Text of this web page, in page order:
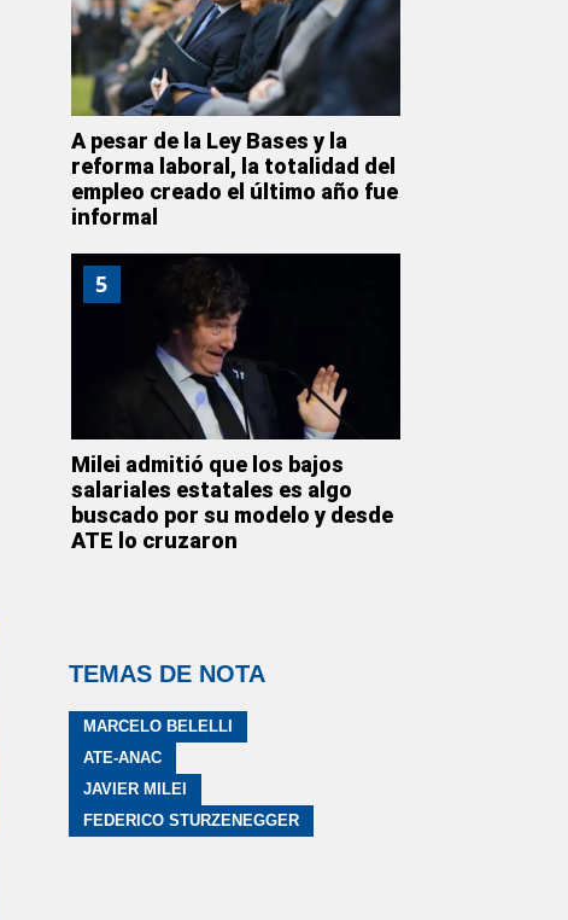
A pesar de la Ley Bases y la
reforma laboral, la totalidad del
empleo creado el último año fue
informal
5
Milei admitió que los bajos
salariales estatales es algo
buscado por su modelo y desde
ATE lo cruzaron
TEMAS DE NOTA
MARCELO BELELLI
ATE-ANAC
JAVIER MILEI
FEDERICO STURZENEGGER